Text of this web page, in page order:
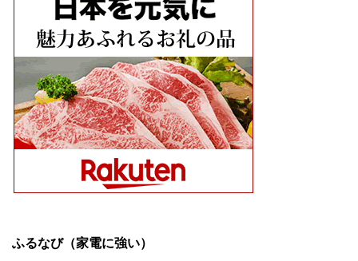
ふるなび（家電に強い）